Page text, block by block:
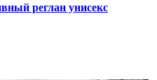
реглан унисекс